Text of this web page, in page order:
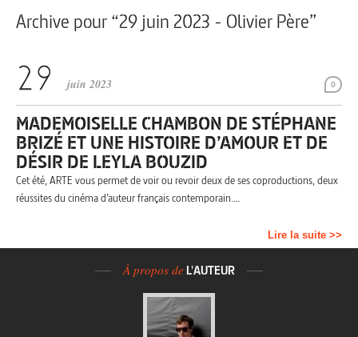
Archive pour “29 juin 2023 - Olivier Père”
0
juin 2023
MADEMOISELLE CHAMBON DE STÉPHANE
BRIZÉ ET UNE HISTOIRE D’AMOUR ET DE
DÉSIR DE LEYLA BOUZID
Cet été, ARTE vous permet de voir ou revoir deux de ses coproductions, deux
réussites du cinéma d’auteur français contemporain.…
Lire la suite >>
À propos de L'AUTEUR